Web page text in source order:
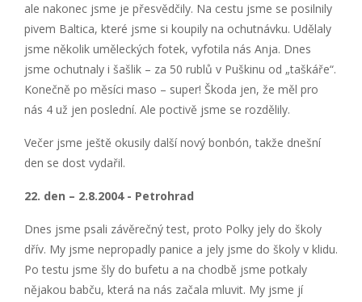
ale nakonec jsme je přesvědčily. Na cestu jsme se posilnily
pivem Baltica, které jsme si koupily na ochutnávku. Udělaly
jsme několik uměleckých fotek, vyfotila nás Anja. Dnes
jsme ochutnaly i šašlik – za 50 rublů v Puškinu od „taškáře“.
Konečně po měsíci maso – super! Škoda jen, že měl pro
nás 4 už jen poslední. Ale poctivě jsme se rozdělily.
Večer jsme ještě okusily další nový bonbón, takže dnešní
den se dost vydařil.
22. den – 2.8.2004 - Petrohrad
Dnes jsme psali závěrečný test, proto Polky jely do školy
dřív. My jsme nepropadly panice a jely jsme do školy v klidu.
Po testu jsme šly do bufetu a na chodbě jsme potkaly
nějakou babču, která na nás začala mluvit. My jsme jí